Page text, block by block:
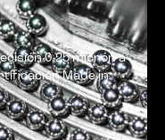
0,25 micrón a
Made in